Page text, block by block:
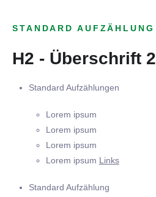
STANDARD AUFZÄHLUNG
H2 - Überschrift 2
Standard Aufzählungen
Lorem ipsum
Lorem ipsum
Lorem ipsum
Lorem ipsum Links
Standard Aufzählung